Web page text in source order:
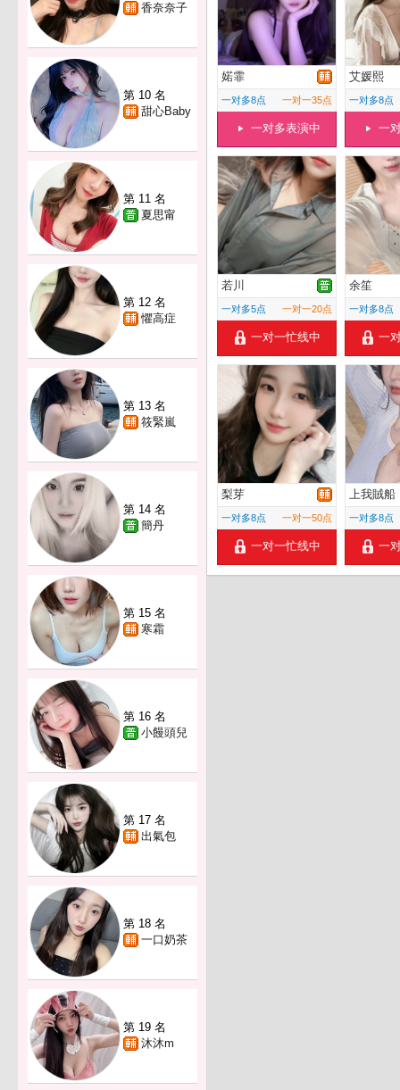
香奈奈子
第 10 名
甜心Baby
第 11 名
夏思甯
第 12 名
懼高症
第 13 名
筱緊嵐
第 14 名
簡丹
第 15 名
寒霜
第 16 名
小饅頭兒
第 17 名
出氣包
第 18 名
一口奶茶
第 19 名
沐沐m
婼霏
一对多8点 一对一35点
一对多表演中
艾媛熙
一对多8点
一
若川
一对多5点 一对一20点
一对一忙线中
余笙
一对多8点
一
梨芽
一对多8点 一对一50点
一对一忙线中
上我賊船
一对多8点
一